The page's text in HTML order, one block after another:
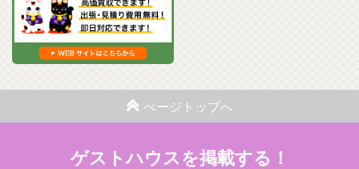
ぺージトップへ
ゲストハウスを掲載する！